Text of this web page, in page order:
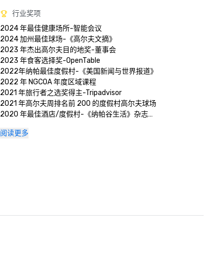
行业奖项
2024 年最佳健康场所-智能会议
2024 加州最佳球场-《高尔夫文摘》
2023 年杰出高尔夫目的地奖-董事会
2023 年食客选择奖-OpenTable
2022年纳帕最佳度假村-《美国新闻与世界报道》
2022 年 NGCOA 年度区域课程
2021 年旅行者之选奖得主-Tripadvisor
2021 年高尔夫周排名前 200 的度假村高尔夫球场
2020 年最佳酒店/度假村-《纳帕谷生活》杂志
2020 年最佳日间水疗中心-《纳帕谷生活》杂志
阅读更多